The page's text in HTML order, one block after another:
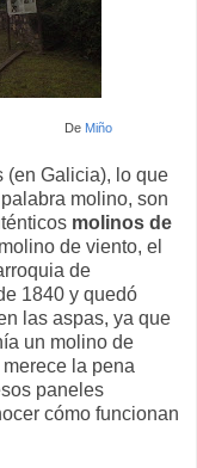
De Miño
(en Galicia), lo que
molino, son
molinos de
de viento, el
de
1840 y quedó
las aspas, ya que
un molino de
la pena
paneles
cómo funcionan